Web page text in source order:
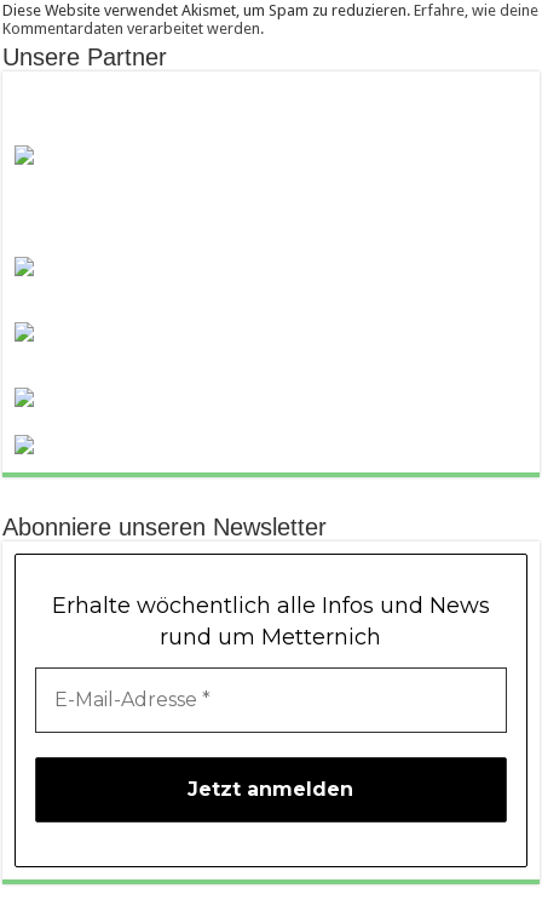
Diese Website verwendet Akismet, um Spam zu reduzieren.Erfahre, wie deine
Kommentardaten verarbeitet werden.
Unsere Partner
Abonniere unseren Newsletter
Erhalte wöchentlich alle Infos und News
rund um Metternich